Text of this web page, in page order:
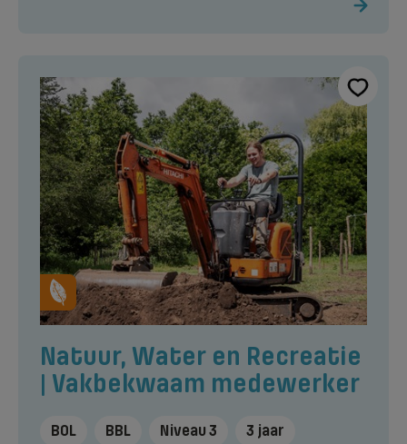
Natuur, Water en Recreatie
| Vakbekwaam medewerker
BOL BBL Niveau 3 3 jaar